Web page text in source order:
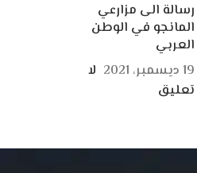
رسالة الى مزارعي
المانجو في الوطن
العربي
19 ديسمبر، 2021
لا
تعليق